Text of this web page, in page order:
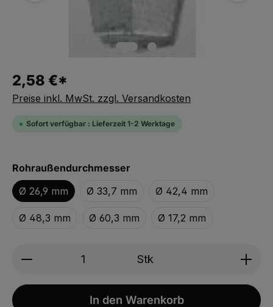
2,58 €*
Preise inkl. MwSt. zzgl. Versandkosten
Sofort verfügbar : Lieferzeit 1-2 Werktage
Rohraußendurchmesserauswählen
Ø 26,9 mm
Ø 33,7 mm Ø 42,4 mm
Ø 48,3 mm Ø 60,3 mm Ø 17,2 mm
Produkt Anzahl: Gib den
Stk
In den Warenkorb